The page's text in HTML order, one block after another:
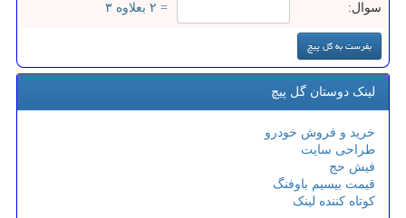
سوال: = ۲ بعلاوه ۳
لینک دوستان گل پیچ
خرید و فروش خودرو
طراحی سایت
فیش حج
قیمت بیسیم باوفنگ
کوتاه کننده لینک